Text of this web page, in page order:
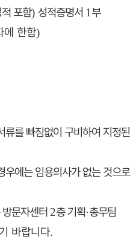
포함) 성적증명서 1 부
에 한함)
류를 빠짐없이 구비하여 지정된
우에는 임용의사가 없는 것으로
문자센터 2층 기획·총무팀
바랍니다.